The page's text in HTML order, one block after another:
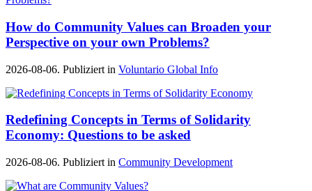
How do Community Values can Broaden your
Perspective on your own Problems?
2026-08-06. Publiziert in Voluntario Global Info
Redefining Concepts in Terms of Solidarity
Economy: Questions to be asked
2026-08-06. Publiziert in Community Development